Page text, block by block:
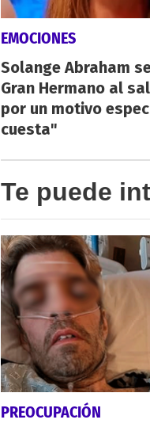
EMOCIONES
Solange Abraham
Gran Hermano al
por un motivo
cuesta"
Te puede
PREOCUPACIÓN